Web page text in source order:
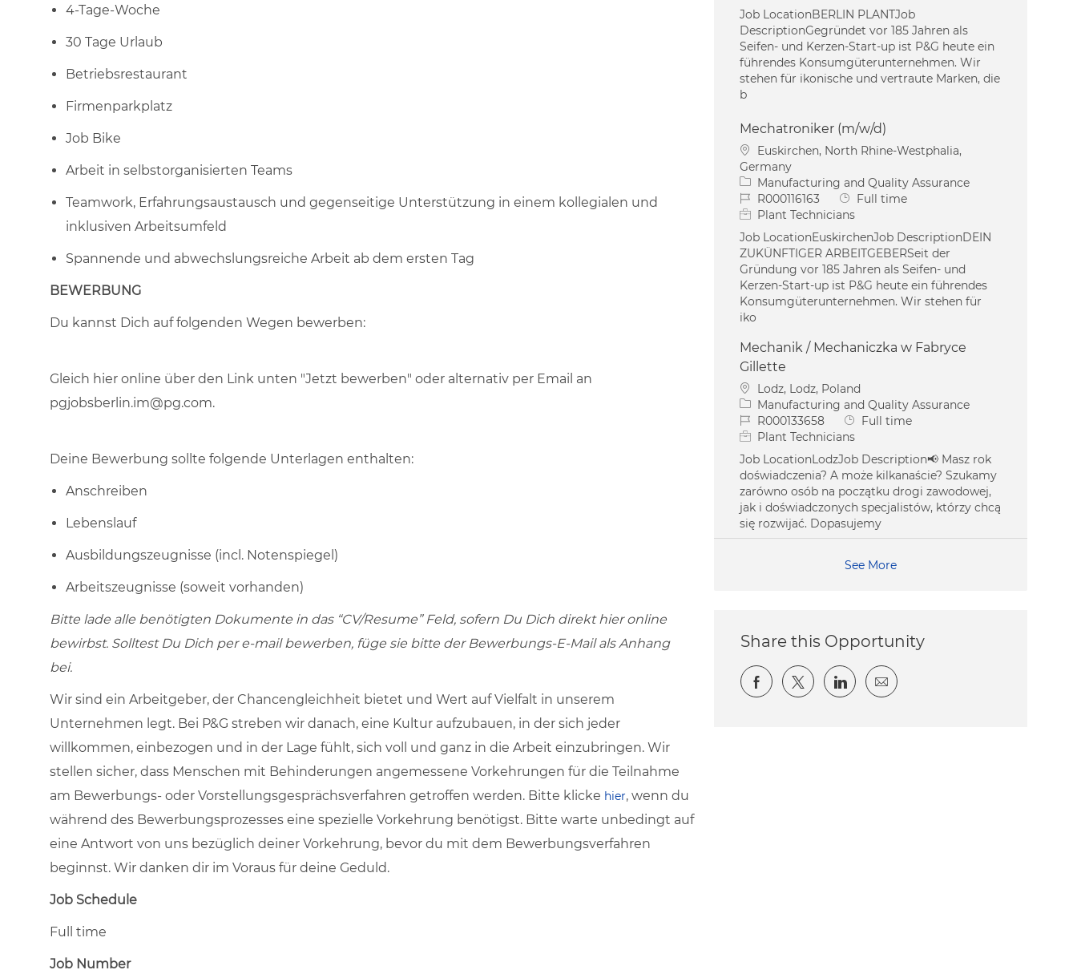
4-Tage-Woche
30 Tage Urlaub
Betriebsrestaurant
Firmenparkplatz
Job Bike
Arbeit in selbstorganisierten Teams
Teamwork, Erfahrungsaustausch und gegenseitige Unterstützung in einem kollegialen und
inklusiven Arbeitsumfeld
Spannende und abwechslungsreiche Arbeit ab dem ersten Tag
BEWERBUNG
Du kannst Dich auf folgenden Wegen bewerben:
Gleich hier online über den Link unten "Jetzt bewerben" oder alternativ per Email an
pgjobsberlin.im@pg.com.
Deine Bewerbung sollte folgende Unterlagen enthalten:
Anschreiben
Lebenslauf
Ausbildungszeugnisse (incl. Notenspiegel)
Arbeitszeugnisse (soweit vorhanden)
Bitte lade alle benötigten Dokumente in das “CV/Resume” Feld, sofern Du Dich direkt hier online
bewirbst. Solltest Du Dich per e-mail bewerben, füge sie bitte der Bewerbungs-E-Mail als Anhang
bei.
Wir sind ein Arbeitgeber, der Chancengleichheit bietet und Wert auf Vielfalt in unserem
Unternehmen legt. Bei P&G streben wir danach, eine Kultur aufzubauen, in der sich jeder
willkommen, einbezogen und in der Lage fühlt, sich voll und ganz in die Arbeit einzubringen. Wir
stellen sicher, dass Menschen mit Behinderungen angemessene Vorkehrungen für die Teilnahme
am Bewerbungs- oder Vorstellungsgesprächsverfahren getroffen werden. Bitte klicke hier, wenn du
während des Bewerbungsprozesses eine spezielle Vorkehrung benötigst. Bitte warte unbedingt auf
eine Antwort von uns bezüglich deiner Vorkehrung, bevor du mit dem Bewerbungsverfahren
beginnst. Wir danken dir im Voraus für deine Geduld.
Job Schedule
Full time
Job Number
Job LocationBERLIN PLANTJob
DescriptionGegründet vor 185 Jahren als
Seifen- und Kerzen-Start-up ist P&G heute ein
führendes Konsumgüterunternehmen. Wir
stehen für ikonische und vertraute Marken, die
b
Mechatroniker (m/w/d)
Location
Euskirchen, North Rhine-Westphalia,
Germany
Category
Manufacturing and Quality Assurance
Job IdR000116163 Job Type
Full time
Plant Technicians
Job LocationEuskirchenJob DescriptionDEIN
ZUKÜNFTIGER ARBEITGEBERSeit der
Gründung vor 185 Jahren als Seifen- und
Kerzen-Start-up ist P&G heute ein führendes
Konsumgüterunternehmen. Wir stehen für
iko
Mechanik / Mechaniczka w Fabryce
Gillette
Location
Lodz, Lodz, Poland
Category
Manufacturing and Quality Assurance
Job IdR000133658 Job Type
Full time
Plant Technicians
Job LocationLodzJob Description📢 Masz rok
doświadczenia? A może kilkanaście? Szukamy
zarówno osób na początku drogi zawodowej,
jak i doświadczonych specjalistów, którzy chcą
się rozwijać. Dopasujemy
See More
Share this Opportunity
Share via Facebook
Share via twitter
Share via LinkedIn
Share via email